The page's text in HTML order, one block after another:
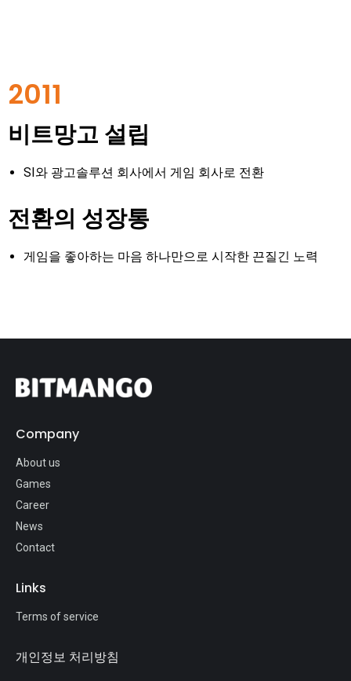
2011
비트망고 설립
SI와 광고솔루션 회사에서 게임 회사로 전환
전환의 성장통
게임을 좋아하는 마음 하나만으로 시작한 끈질긴 노력
Company
About us
Games
Career
News
Contact
Links
Terms of service
개인정보 처리방침